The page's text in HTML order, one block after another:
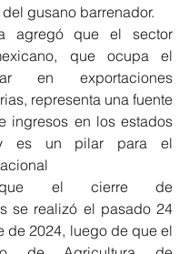
gusano barrenador.
agregó que el sector
que ocupa el
en exportaciones
representa una fuente
ingresos en los estados
y es un pilar para el
que el cierre de
se realizó el pasado 24
de 2024, luego de que el